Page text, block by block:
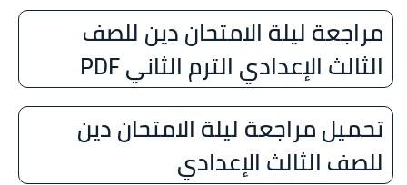
مراجعة ليلة الامتحان دين للصف
الثالث الإعدادي الترم الثاني PDF
تحميل مراجعة ليلة الامتحان دين
للصف الثالث الإعدادي